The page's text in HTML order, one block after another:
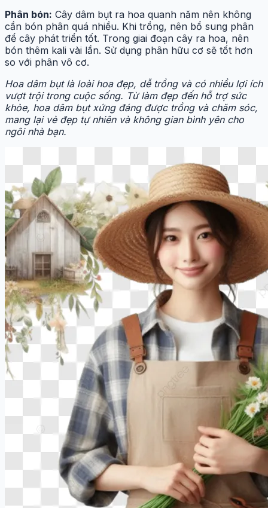
Phân bón: Cây dâm bụt ra hoa quanh năm nên không
cần bón phân quá nhiều. Khi trồng, nên bổ sung phân
để cây phát triển tốt. Trong giai đoạn cây ra hoa, nên
bón thêm kali vài lần. Sử dụng phân hữu cơ sẽ tốt hơn
so với phân vô cơ.
Hoa dâm bụt là loài hoa đẹp, dễ trồng và có nhiều lợi ích
vượt trội trong cuộc sống. Từ làm đẹp đến hỗ trợ sức
khỏe, hoa dâm bụt xứng đáng được trồng và chăm sóc,
mang lại vẻ đẹp tự nhiên và không gian bình yên cho
ngôi nhà bạn.